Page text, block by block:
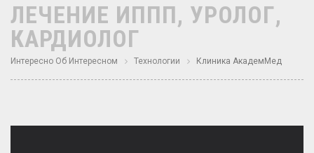
ЛЕЧЕНИЕ ИППП, УРОЛОГ,
КАРДИОЛОГ
Интересно Об Интересном Технологии Клиника АкадемМед